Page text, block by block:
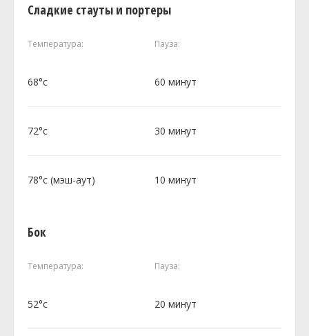
Сладкие стауты и портеры
Температура: Пауза:
68°c 60 минут
72°c 30 минут
78°c (мэш-аут) 10 минут
Бок
Температура: Пауза:
52°c 20 минут